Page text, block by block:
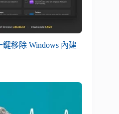
鍵移除 Windows 內建